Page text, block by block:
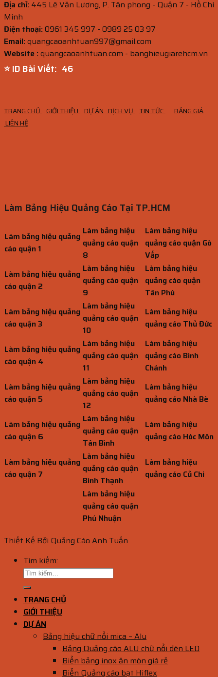
Địa chỉ: 445 Lê Văn Lương, P. Tân phong - Quận 7 - Hồ Chí
Minh
Điện thoại:0961 345 997 - 0989 25 03 97
Email:quangcaoanhtuan997@gmail.com
Website :quangcaoanhtuan.com - banghieugiarehcm.vn
⭐ ID Bài Viết: 44
TRANG CHỦ GIỚI THIỆU DỰ ÁN DỊCH VỤ TIN TỨC
BẢNG GIÁ
LIÊN HỆ
Làm Bảng Hiệu Quảng Cáo Tại TP.HCM
Làm bảng hiệu quảng
cáo quận 1
Làm bảng hiệu
quảng cáo quận
8
Làm bảng hiệu
quảng cáo quận Gò
Vấp
Làm bảng hiệu quảng
cáo quận 2
Làm bảng hiệu
quảng cáo quận
9
Làm bảng hiệu
quảng cáo quận
Tân Phú
Làm bảng hiệu quảng
cáo quận 3
Làm bảng hiệu
quảng cáo quận
10
Làm bảng hiệu
quảng cáo Thủ Đức
Làm bảng hiệu quảng
cáo quận 4
Làm bảng hiệu
quảng cáo quận
11
Làm bảng hiệu
quảng cáo Bình
Chánh
Làm bảng hiệu quảng
cáo quận 5
Làm bảng hiệu
quảng cáo quận
12
Làm bảng hiệu
quảng cáo Nhà Bè
Làm bảng hiệu quảng
cáo quận 6
Làm bảng hiệu
quảng cáo quận
Tân Bình
Làm bảng hiệu
quảng cáo Hóc Môn
Làm bảng hiệu quảng
cáo quận 7
Làm bảng hiệu
quảng cáo quận
Bình Thạnh
Làm bảng hiệu
quảng cáo Củ Chi
Làm bảng hiệu
quảng cáo quận
Phú Nhuận
Thiết Kế Bởi Quảng Cáo Anh Tuấn
Tìm kiếm:
TRANG CHỦ
GIỚI THIỆU
DỰ ÁN
Bảng hiệu chữ nổi mica – Alu
Bảng Quảng cáo ALU chữ nổi đèn LED
Biển bảng inox ăn mòn giá rẻ
Biển Quảng cáo bạt Hiflex